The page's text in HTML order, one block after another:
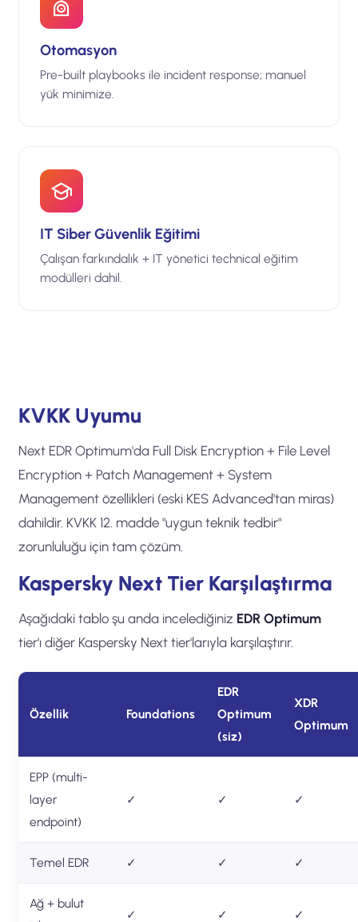
Otomasyon
Pre-built playbooks ile incident response; manuel
yük minimize.
IT Siber Güvenlik Eğitimi
Çalışan farkındalık + IT yönetici technical eğitim
modülleri dahil.
KVKK Uyumu
Next EDR Optimum'da Full Disk Encryption + File Level
Encryption + Patch Management + System
Management özellikleri (eski KES Advanced'tan miras)
dahildir. KVKK 12. madde "uygun teknik tedbir"
zorunluluğu için tam çözüm.
Kaspersky Next Tier Karşılaştırma
Aşağıdaki tablo şu anda incelediğiniz EDR Optimum
tier'ı diğer Kaspersky Next tier'larıyla karşılaştırır.
Özellik Foundations
EDR
Optimum
(siz)
XDR
Optimum
EPP (multi-
layer
endpoint)
✓ ✓ ✓
Temel EDR ✓ ✓ ✓
Ağ + bulut
✓ ✓ ✓